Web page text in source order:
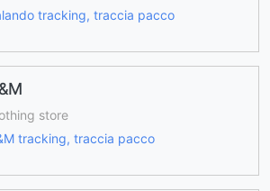
tracking, traccia pacco
store
tracking, traccia pacco